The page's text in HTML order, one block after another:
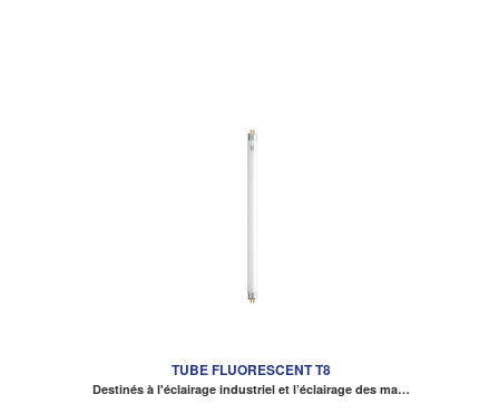
TUBE FLUORESCENT T8
Destinés à l'éclairage industriel et l’éclairage des ma…